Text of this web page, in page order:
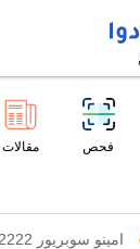
فحص مقالات
امينو سوبريور 2222 325 كبسولة